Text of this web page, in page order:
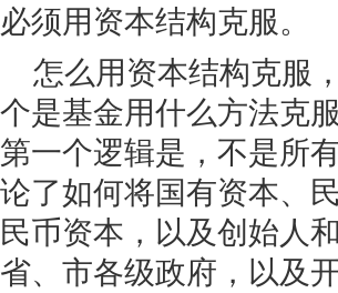
必须用资本结构克服。
怎么用资本结构克服
个是基金用什么方法克
第一个逻辑是，不是所
论了如何将国有资本、
民币资本，以及创始人
省、市各级政府，以及